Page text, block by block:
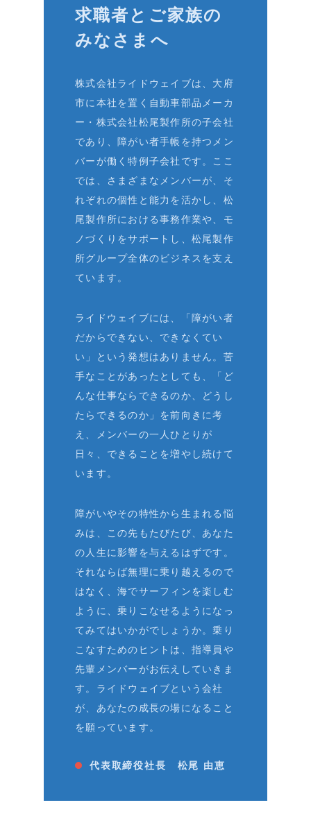
求職者とご家族の
みなさまへ
株式会社ライドウェイブは、大府
市に本社を置く自動車部品メーカ
ー・株式会社松尾製作所の子会社
であり、障がい者手帳を持つメン
バーが働く特例子会社です。ここ
では、さまざまなメンバーが、そ
れぞれの個性と能力を活かし、松
尾製作所における事務作業や、モ
ノづくりをサポートし、松尾製作
所グループ全体のビジネスを支え
ています。
ライドウェイブには、「障がい者
だからできない、できなくてい
い」という発想はありません。苦
手なことがあったとしても、「ど
んな仕事ならできるのか、どうし
たらできるのか」を前向きに考
え、メンバーの一人ひとりが
日々、できることを増やし続けて
います。
障がいやその特性から生まれる悩
みは、この先もたびたび、あなた
の人生に影響を与えるはずです。
それならば無理に乗り越えるので
はなく、海でサーフィンを楽しむ
ように、乗りこなせるようになっ
てみてはいかがでしょうか。乗り
こなすためのヒントは、指導員や
先輩メンバーがお伝えしていきま
す。ライドウェイブという会社
が、あなたの成長の場になること
を願っています。
代表取締役社長 松尾 由恵